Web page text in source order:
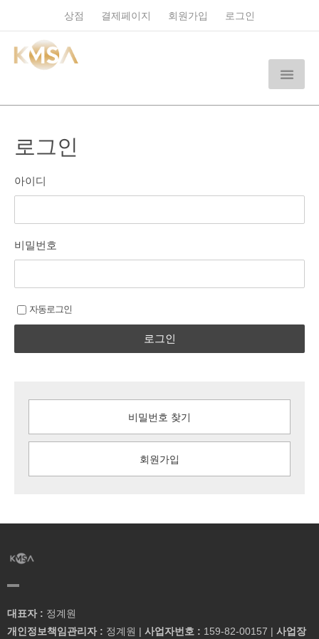
상점 결제페이지 회원가입 로그인
로그인
아이디
비밀번호
자동로그인
로그인
비밀번호 찾기
회원가입
대표자 : 정계원
개인정보책임관리자 : 정계원 | 사업자번호 : 159-82-00157 | 사업장